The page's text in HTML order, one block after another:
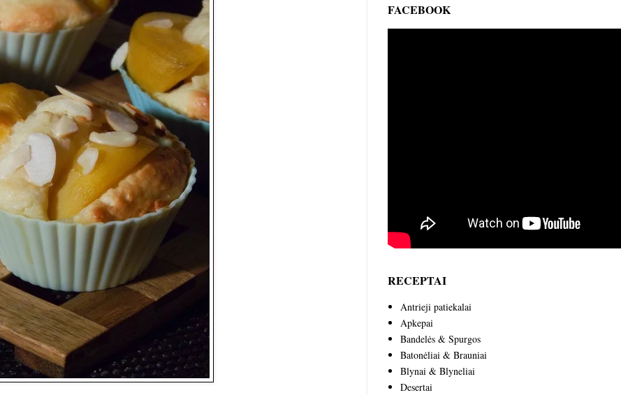
FACEBOOK
RECEPTAI
Antrieji patiekalai
Apkepai
Bandelės & Spurgos
Batonėliai & Brauniai
Blynai & Blyneliai
Desertai